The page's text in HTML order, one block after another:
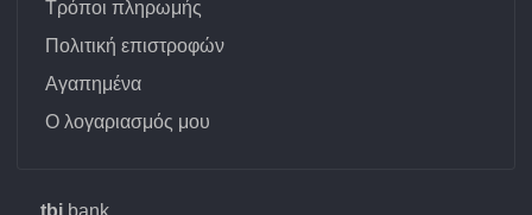
Τρόποι πληρωμής
Πολιτική επιστροφών
Αγαπημένα
Ο λογαριασμός μου